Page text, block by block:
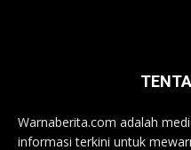
Warnaberita.com adalah
informasi terkini untuk